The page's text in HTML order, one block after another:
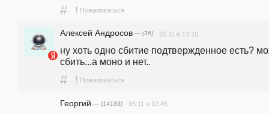
# ! Пожаловаться
Алексей Андросов — (36) 15.11 в 13:10
ну хоть одно сбитие подтвержденное есть?
сбить...а моно и нет..
# ! Пожаловаться
Георгий — (14183) 15.11 в 12:45